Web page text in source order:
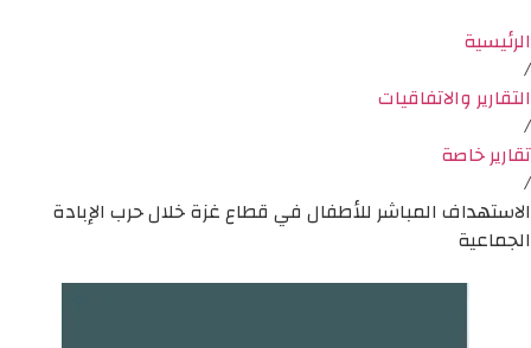
الرئيسية
/
التقارير والاتفاقيات
/
تقارير خاصة
/
الاستهداف المباشر للأطفال في قطاع غزة خلال حرب الإبادة
الجماعية